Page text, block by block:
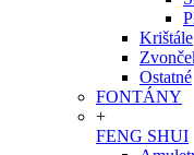
Krištále
Ostatné
FONTÁNY
+
FENG SHUI